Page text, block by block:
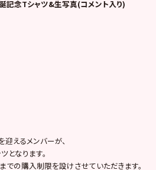
記念Tシャツ&生写真(コメント入り)
えるメンバーが、
となります。
の購入制限を設けさせていただきます。